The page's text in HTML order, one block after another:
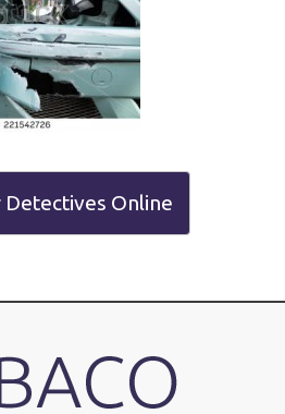
Online